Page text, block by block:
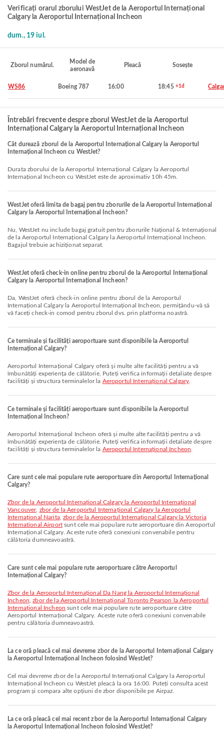
Verificați orarul zborului WestJet de la Aeroportul Internațional
Calgary la Aeroportul Internațional Incheon
dum., 19 iul.
Zborul numărul.
Model de
aeronavă
Pleacă Sosește
WS86 Boeing 787 16:00 18:45 +1d
Întrebări frecvente despre zborul WestJet de la Aeroportul
Internațional Calgary la Aeroportul Internațional Incheon
Cât durează zborul de la Aeroportul Internațional Calgary la Aeroportul
Internațional Incheon cu WestJet?
Durata zborului de la Aeroportul Internațional Calgary la Aeroportul
Internațional Incheon cu WestJet este de aproximativ 10h 45m.
WestJet oferă limita de bagaj pentru zborurile de la Aeroportul Internațional
Calgary la Aeroportul Internațional Incheon?
Nu, WestJet nu include bagaj gratuit pentru zborurile Național & Internațional
de la Aeroportul Internațional Calgary la Aeroportul Internațional Incheon.
Bagajul trebuie achiziționat separat.
WestJet oferă check-in online pentru zborul de la Aeroportul Internațional
Calgary la Aeroportul Internațional Incheon?
Da, WestJet oferă check-in online pentru zborul de la Aeroportul
Internațional Calgary la Aeroportul Internațional Incheon, permițându-vă să
vă faceți check-in comod pentru zborul dvs. prin platforma noastră.
Ce terminale și facilități aeroportuare sunt disponibile la Aeroportul
Internațional Calgary?
Aeroportul Internațional Calgary oferă și multe alte facilități pentru a vă
îmbunătăți experiența de călătorie. Puteți verifica informații detaliate despre
facilități și structura terminalelor la Aeroportul Internațional Calgary
Ce terminale și facilități aeroportuare sunt disponibile la Aeroportul
Internațional Incheon?
Aeroportul Internațional Incheon oferă și multe alte facilități pentru a vă
îmbunătăți experiența de călătorie. Puteți verifica informații detaliate despre
facilități și structura terminalelor la Aeroportul Internațional Incheon
Care sunt cele mai populare rute aeroportuare din Aeroportul Internațional
Calgary?
zbor de la Aeroportul Internațional Calgary la Aeroportul Internațional
Vancouver, zbor de la Aeroportul Internațional Calgary la Aeroportul
Internațional Narita,zbor de la Aeroportul Internațional Calgary la Victoria
International Airportsunt cele mai populare rute aeroportuare din Aeroportul
Internațional Calgary. Aceste rute oferă conexiuni convenabile pentru
călătoria dumneavoastră.
Care sunt cele mai populare rute aeroportuare către Aeroportul
Internațional Calgary?
zbor de la Aeroportul Internațional Da Nang la Aeroportul Internațional
Incheon ,zbor de la Aeroportul Internațional Toronto Pearson la Aeroportul
Internațional Incheon sunt cele mai populare rute aeroportuare către
Aeroportul Internațional Calgary. Aceste rute oferă conexiuni convenabile
pentru călătoria dumneavoastră.
La ce oră pleacă cel mai devreme zbor de la Aeroportul Internațional Calgary
la Aeroportul Internațional Incheon folosind WestJet?
Cel mai devreme zbor de la Aeroportul Internațional Calgary la Aeroportul
Internațional Incheon cu WestJet pleacă la ora 16:00. Puteți consulta acest
program și compara alte opțiuni de zbor disponibile pe Airpaz.
La ce oră pleacă cel mai recent zbor de la Aeroportul Internațional Calgary
la Aeroportul Internațional Incheon folosind WestJet?